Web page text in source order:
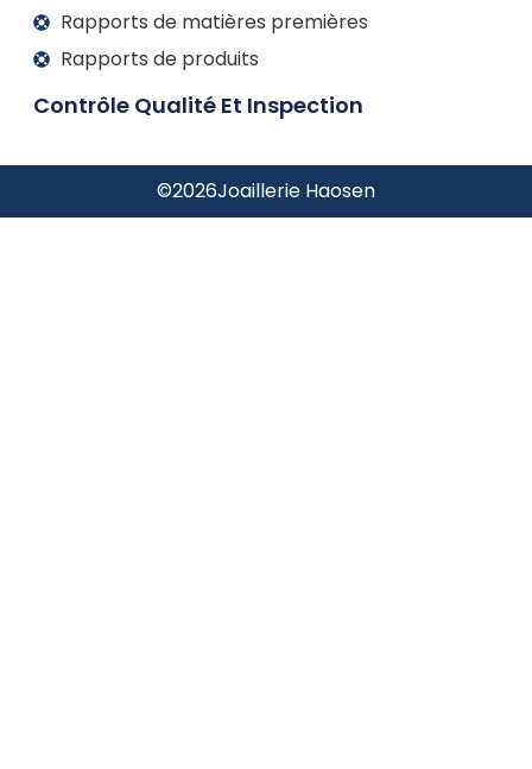
Rapports de matières premières
Rapports de produits
Contrôle Qualité Et Inspection
©2026Joaillerie Haosen